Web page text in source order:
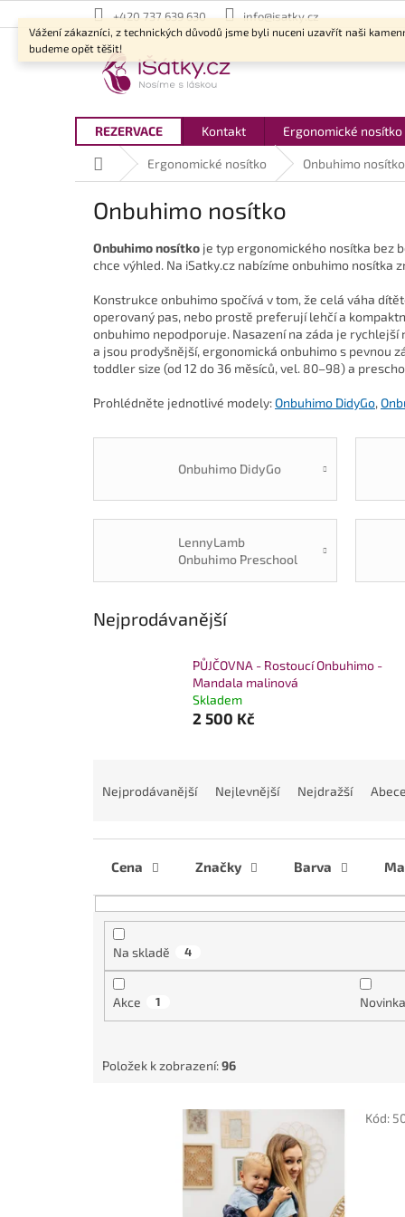
na
obsah
Vážení zákazníci, z technických důvodů jsme byli nuceni uzavřít naši
budeme opět těšit!
+420 737 639 630 info@isatky.cz
REZERVACE Kontakt Ergonomické nosítko
Domů Ergonomické nosítko Onbuhimo nosítko
Onbuhimo nosítko
Onbuhimo nosítko je typ ergonomického nosítka bez
chce výhled. Na iSatky.cz nabízíme onbuhimo nosítka
Konstrukce onbuhimo spočívá v tom, že celá váha
operovaný pas, nebo prostě preferují lehčí a
onbuhimo nepodporuje. Nasazení na záda je rychlejší
a jsou prodyšnější, ergonomická onbuhimo s pevnou
toddler size (od 12 do 36 měsíců, vel. 80–98) a
Prohlédněte jednotlivé modely:Onbuhimo DidyGo,
Onbuhimo DidyGo
LennyLamb
Onbuhimo Preschool
Nejprodávanější
PŮJČOVNA - Rostoucí Onbuhimo -
Mandala malinová
Skladem
2 500 Kč
r
Nejprodávanější Nejlevnější Nejdražší
Cena Značky Barva
Na skladě 4
Akce 1 Novinka
Položek k zobrazení:96
Kód: